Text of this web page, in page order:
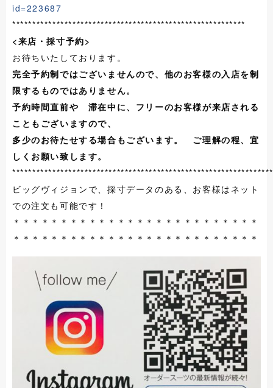
id=223687
**********************************************************
<来店・採寸予約>
お待ちいたしております。
完全予約制ではございませんので、他のお客様の入店を制
限するものではありません。
予約時間直前や 滞在中に、フリーのお客様が来店される
こともございますので、
多少のお待たせする場合もございます。 ご理解の程、宜
しくお願い致します。
ビッグヴィジョンで、採寸データのある、お客様はネット
での注文も可能です！
＊＊＊＊＊＊＊＊＊＊＊＊＊＊＊＊＊＊＊＊＊＊＊＊＊＊
＊＊＊＊＊＊＊＊＊＊＊＊＊＊＊＊＊＊＊＊＊＊＊＊＊＊